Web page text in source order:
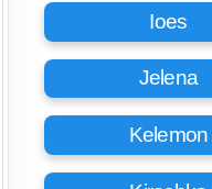
Ioes
Jelena
Kelemon